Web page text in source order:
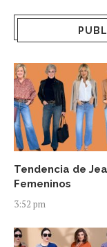
Tendencia de
Femeninos
3:52 pm